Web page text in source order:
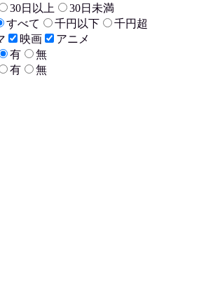
30日以上
30日未満
すべて 千円以下
千円超
映画
アニメ
有
無
有 無